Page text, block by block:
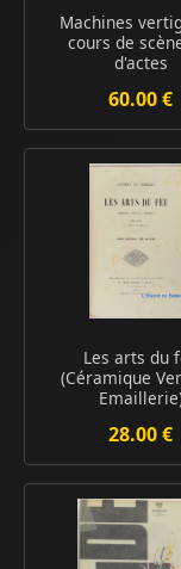
Machines
cours de
d'actes
60.00 €
Les arts du
(Céramique
28.00 €